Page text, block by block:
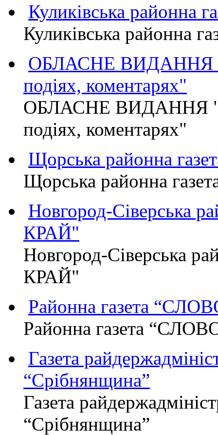
Куликівська районна
Куликівська районна
ОБЛАСНЕ ВИДАННЯ
подіях, коментарях"
ОБЛАСНЕ ВИДАННЯ
подіях, коментарях"
Щорська районна
Щорська районна
Новгород-Сіверська
КРАЙ"
Новгород-Сіверська
КРАЙ"
Районна газета
Районна газета
Газета
“Срібнянщина”
Газета
“Срібнянщина”